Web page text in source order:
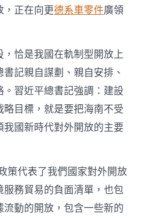
，正在向更德系車零件廣領
恰是我國在軌制型開放上
記親自謀劃、親自安排、
習近平總書記強調：建設
目標，就是要把海南不受
國新時代對外開放的主要
策代表了我們國家對外開放
務貿易的負面清單，也包
動的開放，包含一些新的